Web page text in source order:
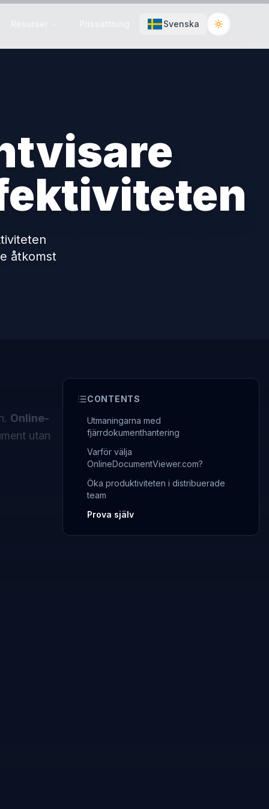
Svenska Toggle
åtkomst
Online-
utan
CONTENTS
Utmaningarna med
fjärrdokumenthantering
Varför välja
OnlineDocumentViewer.com?
Öka produktiviteten i distribuerade
team
Prova själv